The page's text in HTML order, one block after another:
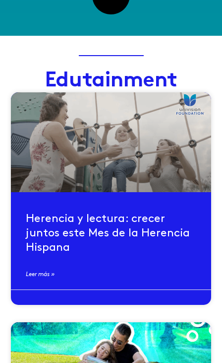
Edutainment
Herencia y lectura: crecer
juntos este Mes de la Herencia
Hispana
Leer más »